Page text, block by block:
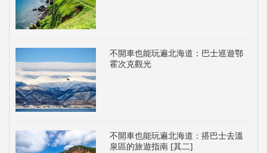
不開車也能玩遍北海道：巴士巡遊鄂
霍次克觀光
不開車也能玩遍北海道：搭巴士去溫
泉區的旅遊指南 [其二]